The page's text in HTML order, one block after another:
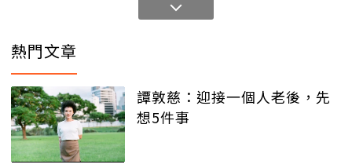
熱門文章
譚敦慈：迎接一個人老後，先
想5件事